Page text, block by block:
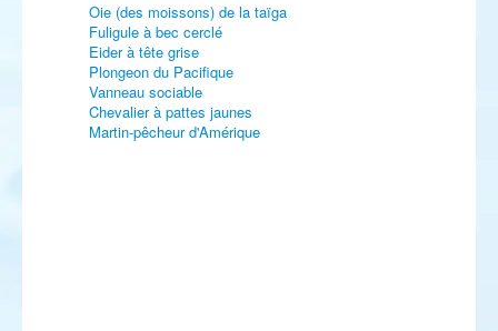
Oie (des moissons) de la taïga
Fuligule à bec cerclé
Eider à tête grise
Plongeon du Pacifique
Vanneau sociable
Chevalier à pattes jaunes
Martin-pêcheur d'Amérique